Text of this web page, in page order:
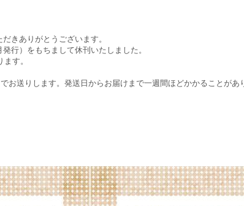
きありがとうございます。
行）をもちまして休刊いたしました。
す。
お送りします。発送日からお届けまで一週間ほどかかることが